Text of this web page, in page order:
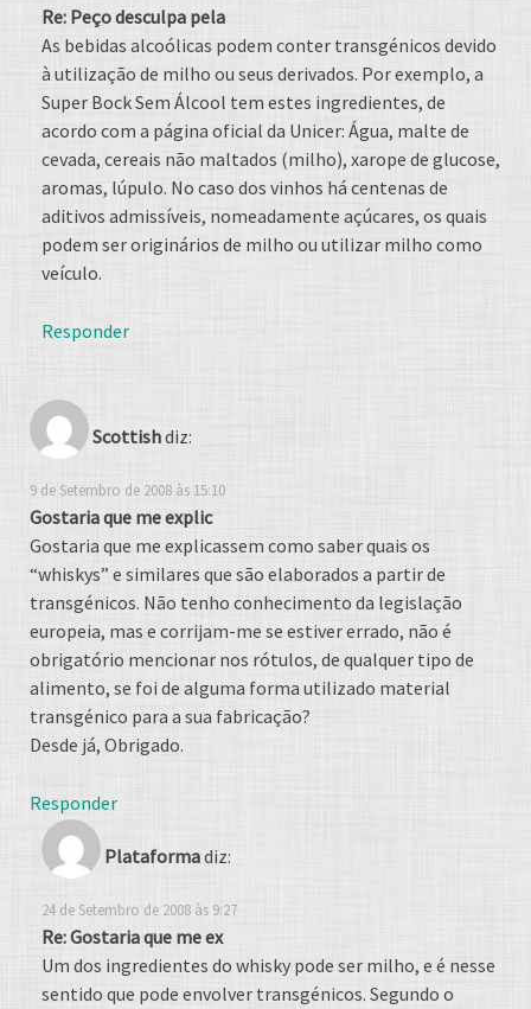
Re: Peço desculpa pela
As bebidas alcoólicas podem conter transgénicos devido
à utilização de milho ou seus derivados. Por exemplo, a
Super Bock Sem Álcool tem estes ingredientes, de
acordo com a página oficial da Unicer: Água, malte de
cevada, cereais não maltados (milho), xarope de glucose,
aromas, lúpulo. No caso dos vinhos há centenas de
aditivos admissíveis, nomeadamente açúcares, os quais
podem ser originários de milho ou utilizar milho como
veículo.
Responder
Scottishdiz:
9 de Setembro de 2008 às 15:10
Gostaria que me explic
Gostaria que me explicassem como saber quais os
“whiskys” e similares que são elaborados a partir de
transgénicos. Não tenho conhecimento da legislação
europeia, mas e corrijam-me se estiver errado, não é
obrigatório mencionar nos rótulos, de qualquer tipo de
alimento, se foi de alguma forma utilizado material
transgénico para a sua fabricação?
Desde já, Obrigado.
Responder
Plataformadiz:
24 de Setembro de 2008 às 9:27
Re: Gostaria que me ex
Um dos ingredientes do whisky pode ser milho, e é nesse
sentido que pode envolver transgénicos. Segundo o